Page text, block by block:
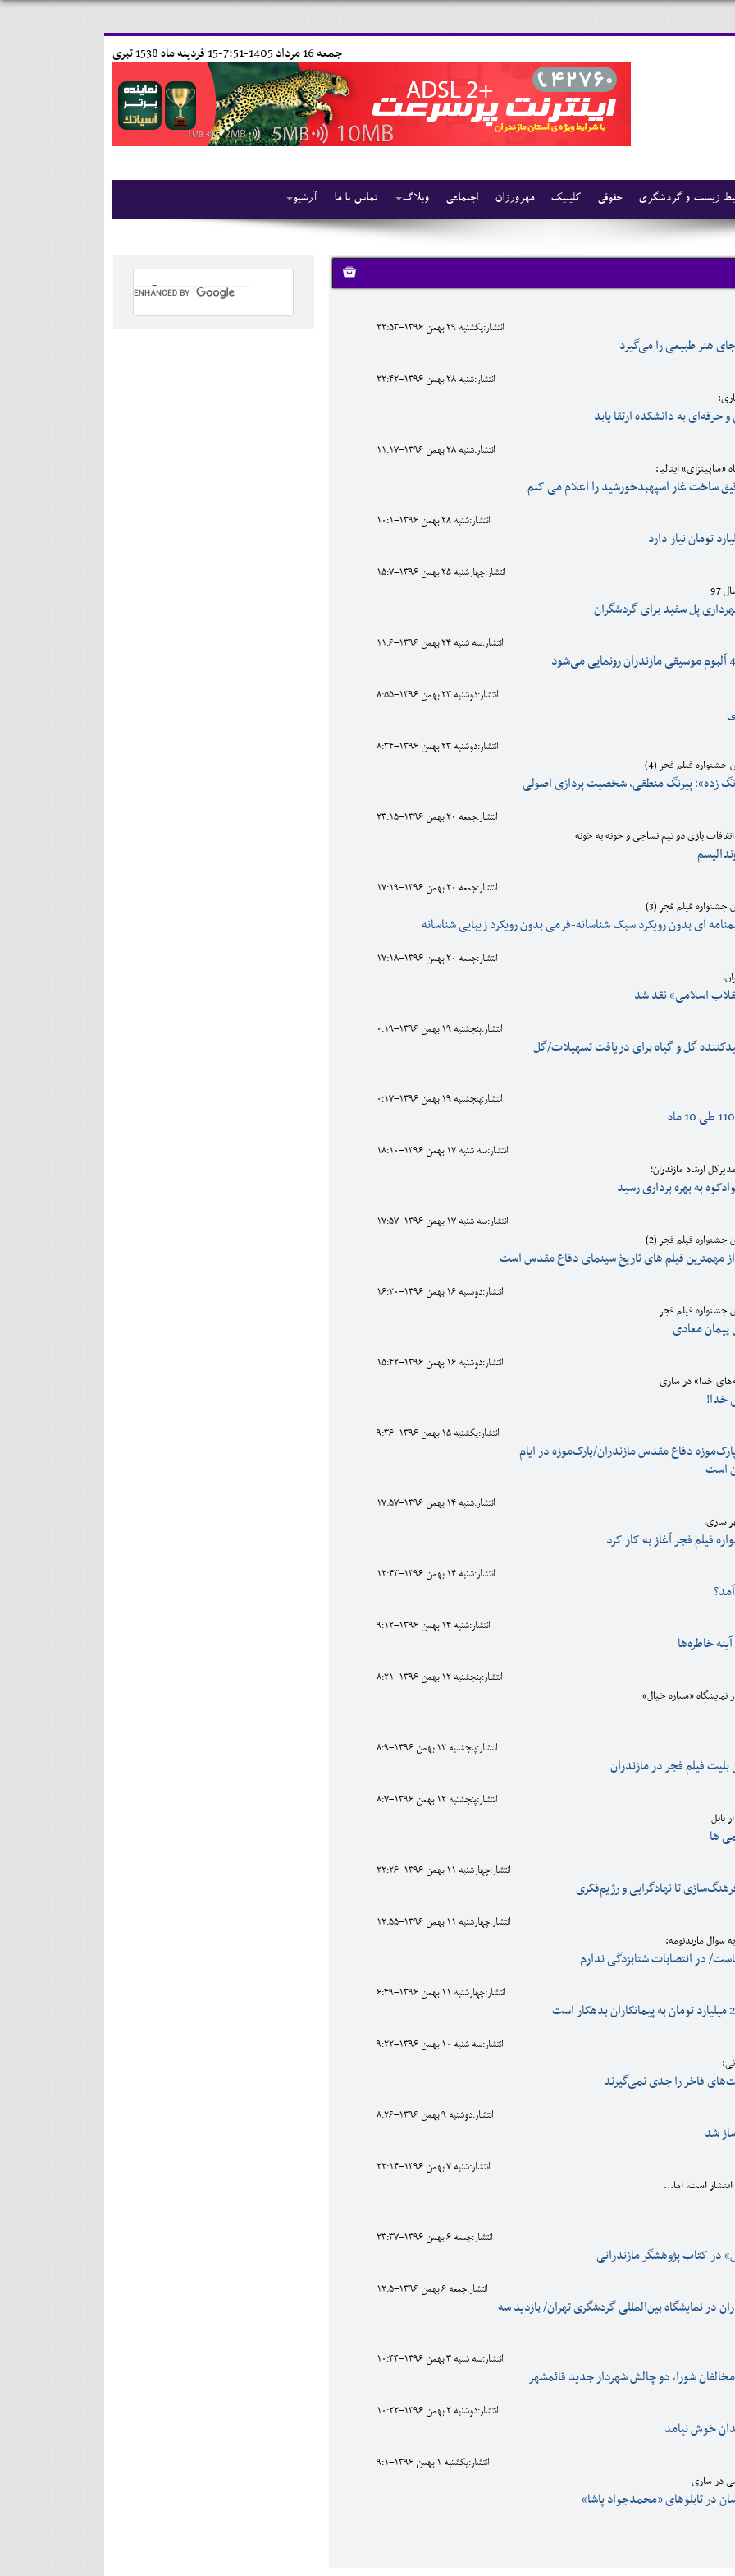
15 فردينه ماه 1538 تبری جمعه 16 مرداد 1405-7:51-
آرشیو تماس با ما وبلاگ اجتماعی مهرورزان کلینیک حقوقی زیست و گردشگری
انتشار:يکشنبه 29 بهمن 1396-22:53
هنر طبیعی را می‌گیرد
انتشار:شنبه 28 بهمن 1396-22:42
به دانشکده ارتقا یابد
انتشار:شنبه 28 بهمن 1396-11:17
ایتالیا:
ساخت غار اسپهبدخورشید را اعلام می کنم
انتشار:شنبه 28 بهمن 1396-10:1
انتشار:چهارشنبه 25 بهمن 1396-15:7
97
انتشار:سه شنبه 24 بهمن 1396-11:6
انتشار:دوشنبه 23 بهمن 1396-8:55
انتشار:دوشنبه 23 بهمن 1396-8:34
فیلم فجر (4)
زده»؛ پیرنگ منطقی، شخصیت پردازی اصولی
انتشار:جمعه 20 بهمن 1396-23:15
بازی دو تیم نساجی و خونه به خونه
انتشار:جمعه 20 بهمن 1396-17:19
فیلم فجر (3)
ای بدون رویکرد سبک شناسانه-فرمی بدون رویکرد زیبایی شناسانه
انتشار:جمعه 20 بهمن 1396-17:18
اسلامی» نقد شد
انتشار:پنجشنبه 19 بهمن 1396-0:19
گل و گیاه برای دریافت تسهیلات/گل
انتشار:پنجشنبه 19 بهمن 1396-0:17
انتشار:سه شنبه 17 بهمن 1396-18:10
ارشاد مازندران؛
به بهره برداری رسید
انتشار:سه شنبه 17 بهمن 1396-17:57
فیلم فجر (2)
مهمترین فیلم های تاریخ سینمای دفاع مقدس است
انتشار:دوشنبه 16 بهمن 1396-16:20
فیلم فجر
معادی
انتشار:دوشنبه 16 بهمن 1396-15:42
خدا» در ساری
خدا!
انتشار:يکشنبه 15 بهمن 1396-9:36
دفاع مقدس مازندران/پارک‌موزه در ایام
است
انتشار:شنبه 14 بهمن 1396-17:57
ساری،
فیلم فجر آغاز به کار کرد
انتشار:شنبه 14 بهمن 1396-12:43
انتشار:شنبه 14 بهمن 1396-9:12
خاطره‌ها
انتشار:پنجشنبه 12 بهمن 1396-8:21
انتشار:پنجشنبه 12 بهمن 1396-8:9
بلیت فیلم فجر در مازندران
انتشار:پنجشنبه 12 بهمن 1396-8:7
بابل
ها
انتشار:چهارشنبه 11 بهمن 1396-22:26
تا نهادگرایی و رژیم‌فکری
انتشار:چهارشنبه 11 بهمن 1396-12:55
سوال مازندنومه:
در انتصابات شتابزدگی ندارم
انتشار:چهارشنبه 11 بهمن 1396-6:49
انتشار:سه شنبه 10 بهمن 1396-9:22
فاخر را جدی نمی‌گیرند
انتشار:دوشنبه 9 بهمن 1396-8:26
شد
انتشار:شنبه 7 بهمن 1396-22:14
انتشار است، اما...
انتشار:جمعه 6 بهمن 1396-23:37
در کتاب پژوهشگر مازندرانی
انتشار:جمعه 6 بهمن 1396-12:5
در نمایشگاه بین‌المللی گردشگری تهران/ بازدید سه
انتشار:سه شنبه 3 بهمن 1396-10:44
شورا، دو چالش شهردار جدید قائمشهر
انتشار:دوشنبه 2 بهمن 1396-10:22
خوش نیامد
انتشار:يکشنبه 1 بهمن 1396-9:1
در ساری
در تابلوهای «محمدجواد پاشا»